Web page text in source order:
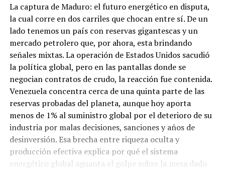
La captura de Maduro: el futuro energético en disputa,
la cual corre en dos carriles que chocan entre sí. De un
lado tenemos un país con reservas gigantescas y un
mercado petrolero que, por ahora, esta brindando
señales mixtas. La operación de Estados Unidos sacudió
la política global, pero en las pantallas donde se
negocian contratos de crudo, la reacción fue contenida.
Venezuela concentra cerca de una quinta parte de las
reservas probadas del planeta, aunque hoy aporta
menos de 1% al suministro global por el deterioro de su
industria por malas decisiones, sanciones y años de
desinversión. Esa brecha entre riqueza oculta y
producción efectiva explica por qué el sistema
energético global aguanta el golpe sobre la mesa dado